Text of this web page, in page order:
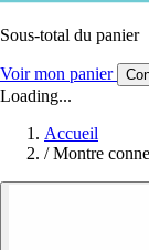
Sous-total du panier
Voir mon panier
Loading...
Accueil
/ Montre